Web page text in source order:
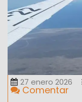
27 enero 2026
Comentar